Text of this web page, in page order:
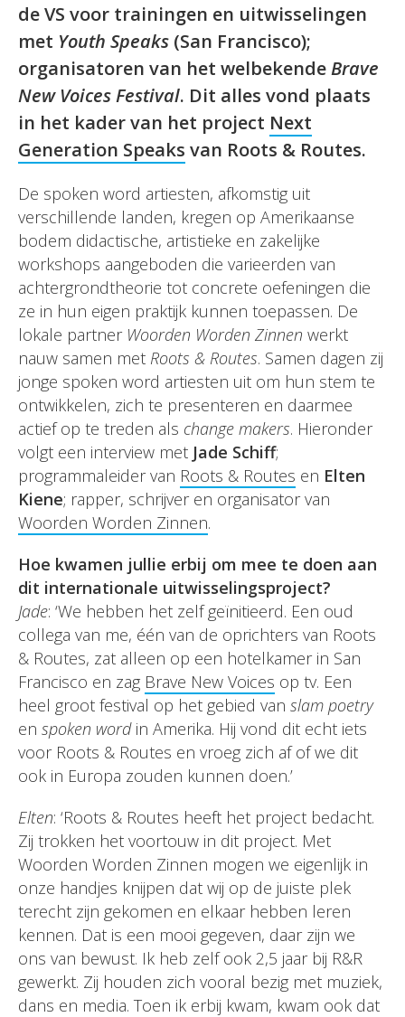
de VS voor trainingen en uitwisselingen
met Youth Speaks (San Francisco);
organisatoren van het welbekendeBrave
New Voices Festival. Dit alles vond plaats
in het kader van het project Next
Generation Speaks van Roots & Routes.
De spoken word artiesten, afkomstig uit
verschillende landen, kregen op Amerikaanse
bodem didactische, artistieke en zakelijke
workshops aangeboden die varieerden van
achtergrondtheorie tot concrete oefeningen die
ze in hun eigen praktijk kunnen toepassen. De
lokale partner Woorden Worden Zinnen werkt
nauw samen met Roots & Routes. Samen dagen zij
jonge spoken word artiesten uit om hun stem te
ontwikkelen, zich te presenteren en daarmee
actief op te treden als change makers. Hieronder
volgt een interview met Jade Schiff;
programmaleider van Roots & Routes en Elten
Kiene; rapper, schrijver en organisator van
Woorden Worden Zinnen.
Hoe kwamen jullie erbij om mee te doen aan
dit internationale uitwisselingsproject?
Jade: ‘We hebben het zelf geïnitieerd. Een oud
collega van me, één van de oprichters van Roots
& Routes, zat alleen op een hotelkamer in San
Francisco en zag Brave New Voices op tv. Een
heel groot festival op het gebied van slam poetry
en spoken wordin Amerika. Hij vond dit echt iets
voor Roots & Routes en vroeg zich af of we dit
ook in Europa zouden kunnen doen.’
Elten: ‘Roots & Routes heeft het project bedacht.
Zij trokken het voortouw in dit project. Met
Woorden Worden Zinnen mogen we eigenlijk in
onze handjes knijpen dat wij op de juiste plek
terecht zijn gekomen en elkaar hebben leren
kennen. Dat is een mooi gegeven, daar zijn we
ons van bewust. Ik heb zelf ook 2,5 jaar bij R&R
gewerkt. Zij houden zich vooral bezig met muziek,
dans en media. Toen ik erbij kwam, kwam ook dat